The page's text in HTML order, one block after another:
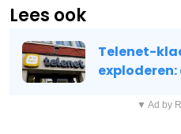
Lees ook
Telenet-
▼ Ad by